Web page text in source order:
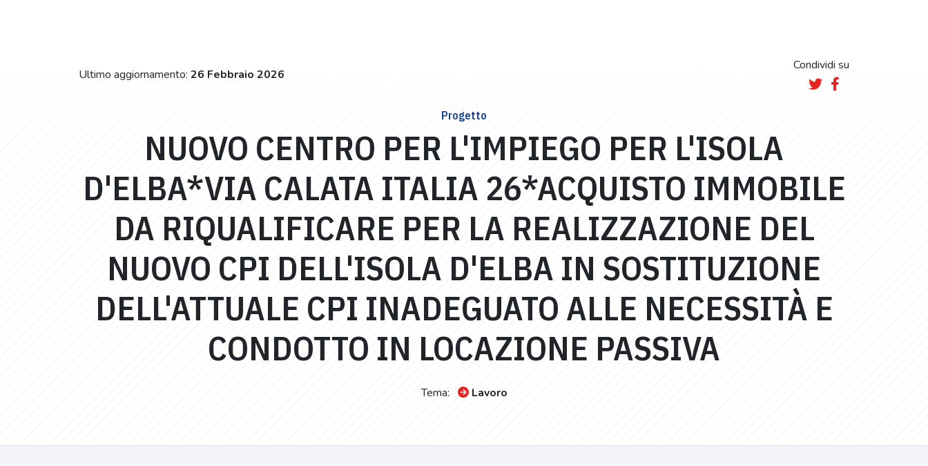
Ultimo aggiornamento: 26 Febbraio 2026
Condividi su
Progetto
NUOVO CENTRO PER L'IMPIEGO PER L'ISOLA
D'ELBA*VIA CALATA ITALIA 26*ACQUISTO IMMOBILE
DA RIQUALIFICARE PER LA REALIZZAZIONE DEL
NUOVO CPI DELL'ISOLA D'ELBA IN SOSTITUZIONE
DELL'ATTUALE CPI INADEGUATO ALLE NECESSITÀ E
CONDOTTO IN LOCAZIONE PASSIVA
Tema: Lavoro